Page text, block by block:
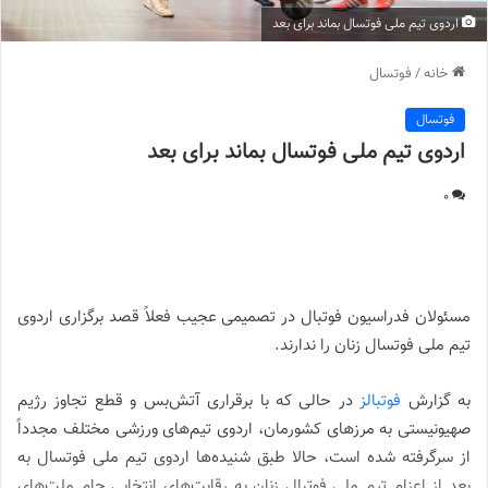
اردوی تیم ملی فوتسال بماند برای بعد
خانه/ فوتسال
فوتسال
اردوی تیم ملی فوتسال بماند برای بعد
0
مسئولان فدراسیون فوتبال در تصمیمی عجیب فعلاً قصد برگزاری اردوی
تیم ملی فوتسال زنان را ندارند.
به گزارش فوتبالزدر حالی که با برقراری آتش‌بس و قطع تجاوز رژیم
صهیونیستی به مرزهای کشورمان، اردوی تیم‌های ورزشی مختلف مجدداً
از سرگرفته شده است، حالا طبق شنیده‌ها اردوی تیم ملی فوتسال به